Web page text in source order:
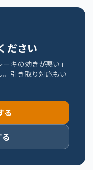
ださい
キの効きが悪い」
引き取り対応もい
る